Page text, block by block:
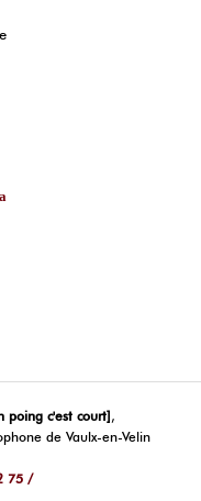
poing c'est court],
de Vaulx-en-Velin
75 /